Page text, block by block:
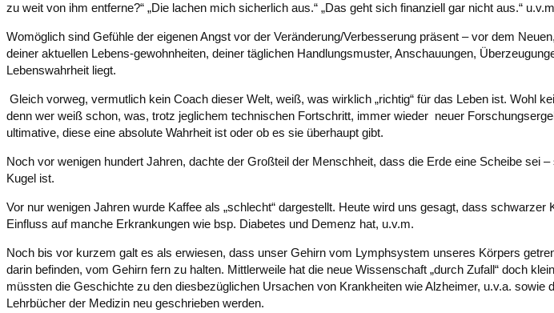
zu weit von ihm entferne?“ „Die lachen mich sicherlich aus.“ „Das geht sich finanziell gar nicht aus.“
Womöglich sind Gefühle der eigenen Angst vor der Veränderung/Verbesserung präsent – vor dem
deiner aktuellen Lebens-gewohnheiten, deiner täglichen Handlungsmuster, Anschauungen,
Lebenswahrheit liegt.
Gleich vorweg, vermutlich kein Coach dieser Welt, weiß, was wirklich „richtig“ für das Leben ist. Wohl
denn wer weiß schon, was, trotz jeglichem technischen Fortschritt, immer wieder neuer
ultimative, diese eine absolute Wahrheit ist oder ob es sie überhaupt gibt.
Noch vor wenigen hundert Jahren, dachte der Großteil der Menschheit, dass die Erde eine Scheibe sei
Kugel ist.
Vor nur wenigen Jahren wurde Kaffee als „schlecht“ dargestellt. Heute wird uns gesagt, dass
Einfluss auf manche Erkrankungen wie bsp. Diabetes und Demenz hat, u.v.m.
Noch bis vor kurzem galt es als erwiesen, dass unser Gehirn vom Lymphsystem unseres Körpers
darin befinden, vom Gehirn fern zu halten. Mittlerweile hat die neue Wissenschaft „durch Zufall“ doch
müssten die Geschichte zu den diesbezüglichen Ursachen von Krankheiten wie Alzheimer, u.v.a. sowie
Lehrbücher der Medizin neu geschrieben werden.